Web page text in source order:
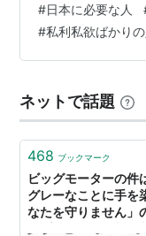
に気付き出したん
が嘘や作り出され
持率を落とす内容
き出したと感じて
率支持率が下…
#日本に必要な人
#私利私欲ばかり
ネットで話題
468 ブックマーク
ビッグモーターの件
グレーなことに手を
なたを守りません」